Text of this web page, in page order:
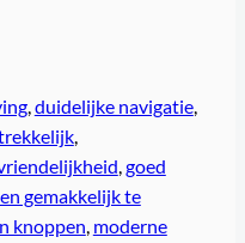
, duidelijke navigatie,
,
, goed
gemakkelijk te
knoppen, moderne